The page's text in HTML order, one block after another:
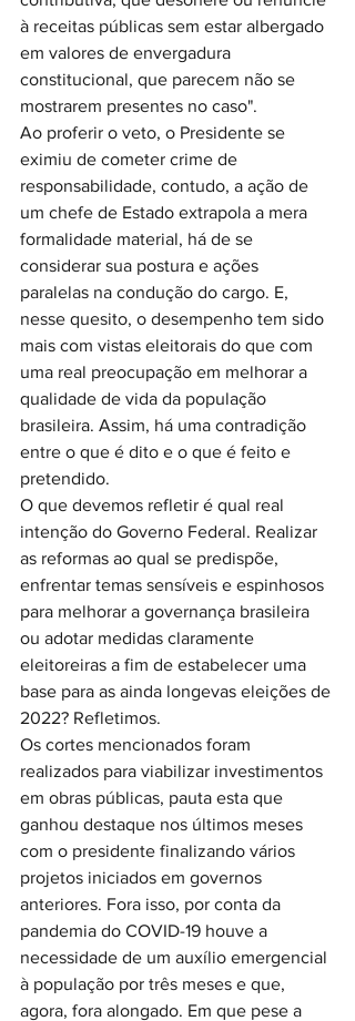
à receitas públicas sem estar albergado
em valores de envergadura
constitucional, que parecem não se
mostrarem presentes no caso".
Ao proferir o veto, o Presidente se
eximiu de cometer crime de
responsabilidade, contudo, a ação de
um chefe de Estado extrapola a mera
formalidade material, há de se
considerar sua postura e ações
paralelas na condução do cargo. E,
nesse quesito, o desempenho tem sido
mais com vistas eleitorais do que com
uma real preocupação em melhorar a
qualidade de vida da população
brasileira. Assim, há uma contradição
entre o que é dito e o que é feito e
pretendido.
O que devemos refletir é qual real
intenção do Governo Federal. Realizar
as reformas ao qual se predispõe,
enfrentar temas sensíveis e espinhosos
para melhorar a governança brasileira
ou adotar medidas claramente
eleitoreiras a fim de estabelecer uma
base para as ainda longevas eleições de
2022? Refletimos.
Os cortes mencionados foram
realizados para viabilizar investimentos
em obras públicas, pauta esta que
ganhou destaque nos últimos meses
com o presidente finalizando vários
projetos iniciados em governos
anteriores. Fora isso, por conta da
pandemia do COVID-19 houve a
necessidade de um auxílio emergencial
à população por três meses e que,
agora, fora alongado. Em que pese a